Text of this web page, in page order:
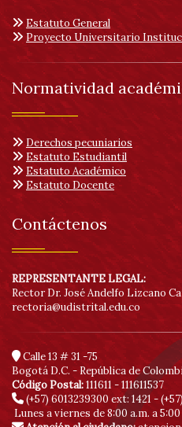
Estatuto General
Proyecto Universitario
Normatividad
Derechos pecuniarios
Estatuto Estudiantil
Estatuto Académico
Estatuto Docente
Contáctenos
REPRESENTANTE LEGAL:
Rector Dr. José Andelfo Lizcano
rectoria@udistrital.edu.co
Calle 13 # 31 -75
Bogotá D.C. - República de
Código Postal:111611 - 111611537
(+57) 6013239300 ext: 1421 -
Lunes a viernes de 8:00 a.m. a